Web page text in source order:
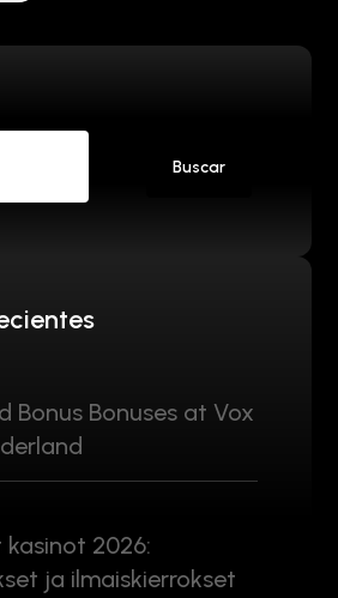
Buscar
Bonus Bonuses at Vox
2026:
ja ilmaiskierrokset